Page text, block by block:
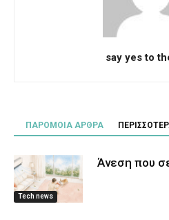
say yes to
ΠΑΡΟΜΟΙΑ ΑΡΘΡΑ
Tech news
Άνεση που